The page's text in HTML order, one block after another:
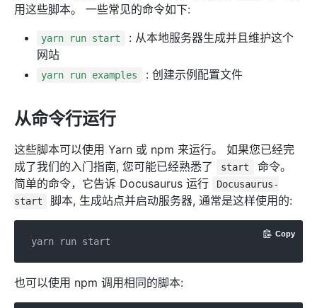
用这些脚本。 一些常见的命令如下:
yarn run start
: 从本地服务器生成并且维护这个
网站
yarn run examples : 创建示例配置文件
从命令行运行
这些脚本可以使用 Yarn 或 npm 来运行。 如果您已经完
成了我们的入门指南, 您可能已经熟悉了
start
命令。
简单的命令，它告诉 Docusaurus 运行
Docusaurus-
start
脚本, 生成站点并启动服务器, 通常是这样使用的:
Copy
也可以使用 npm 调用相同的脚本: